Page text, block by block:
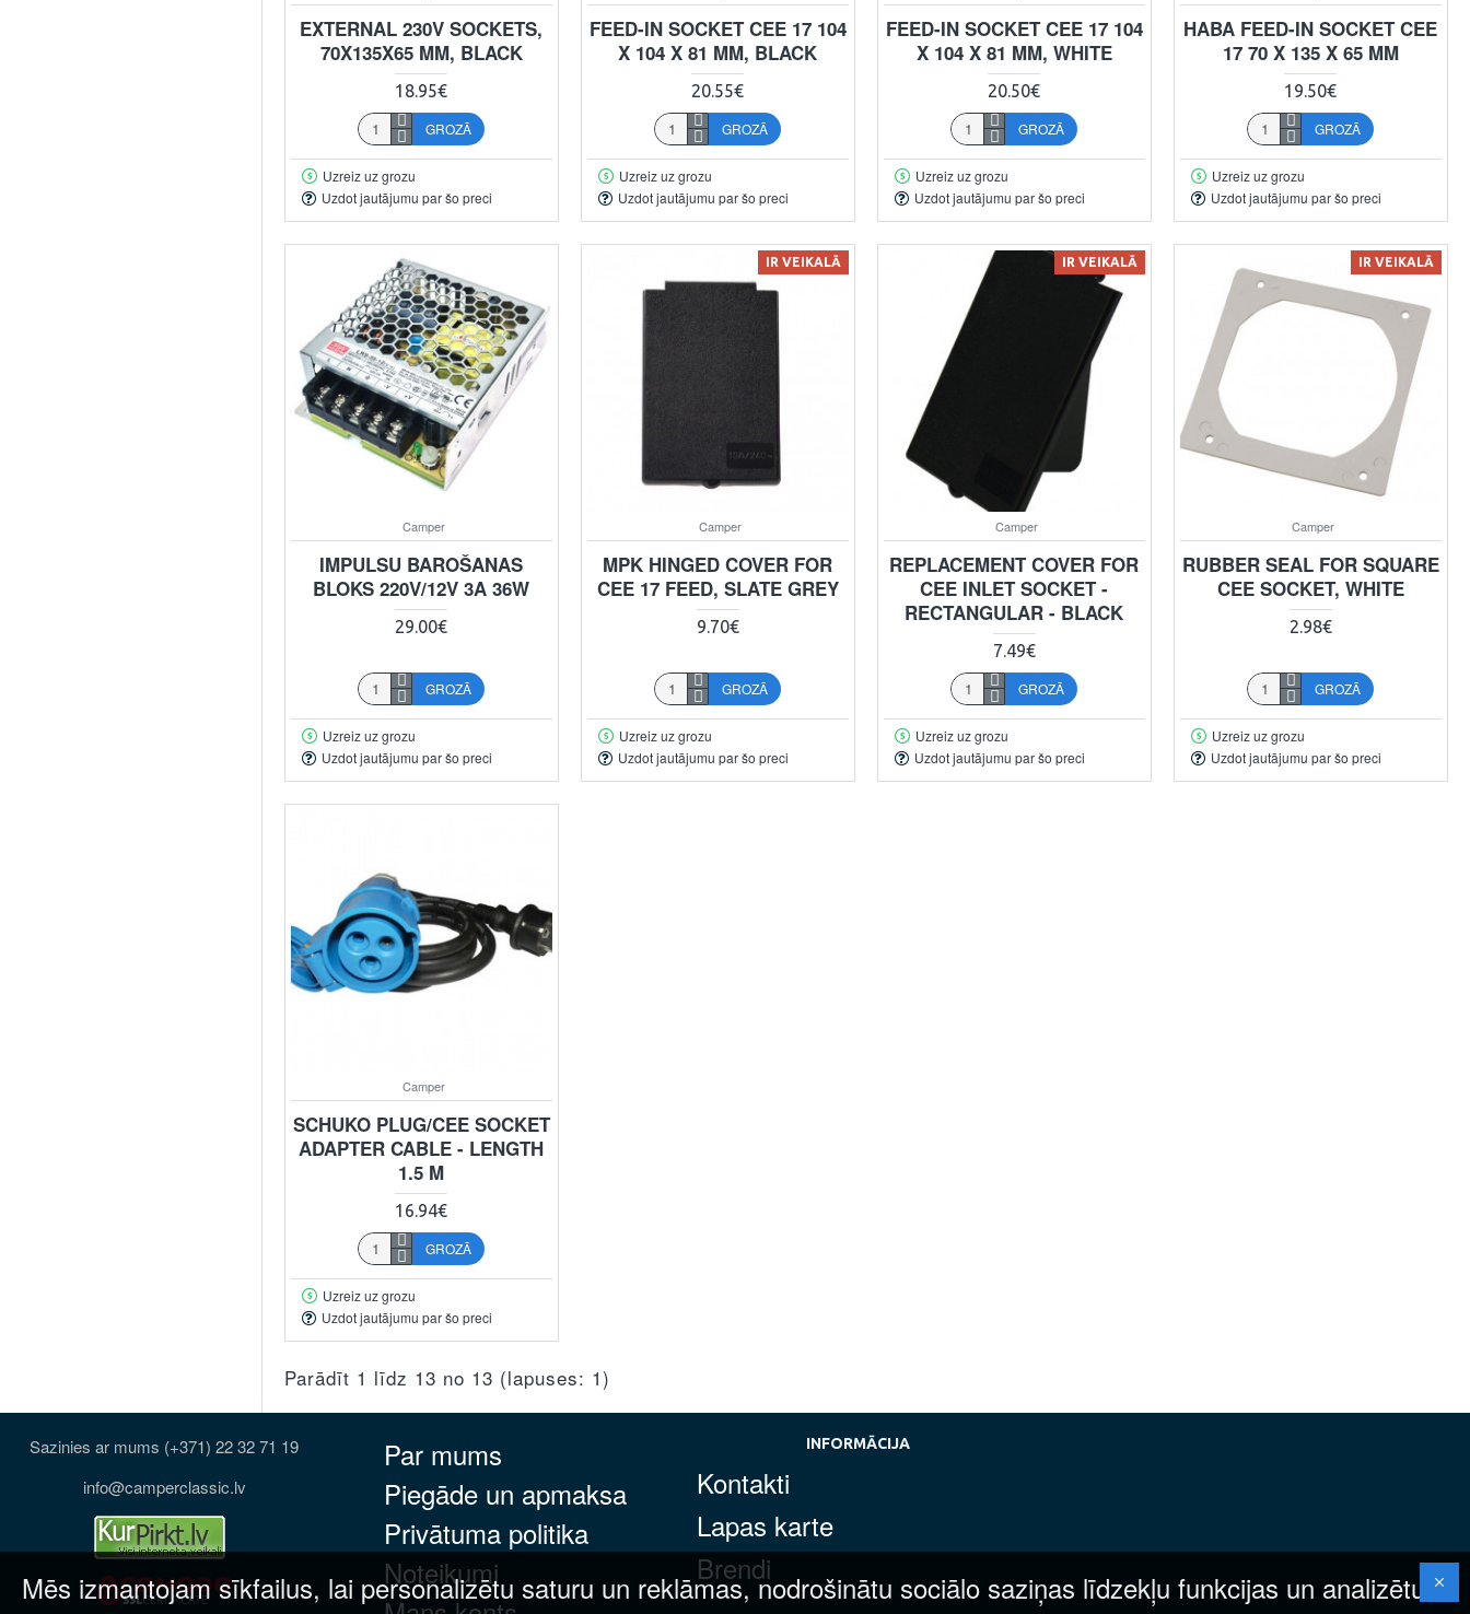
EXTERNAL 230V SOCKETS,
70X135X65 MM, BLACK
18.95€
GROZĀ
Uzreiz uz grozu
Uzdot jautājumu par šo preci
FEED-IN SOCKET CEE 17 104
X 104 X 81 MM, BLACK
20.55€
GROZĀ
Uzreiz uz grozu
Uzdot jautājumu par šo preci
FEED-IN SOCKET CEE 17 104
X 104 X 81 MM, WHITE
20.50€
GROZĀ
Uzreiz uz grozu
Uzdot jautājumu par šo preci
HABA FEED-IN SOCKET CEE
17 70 X 135 X 65 MM
19.50€
GROZĀ
Uzreiz uz grozu
Uzdot jautājumu par šo preci
Camper
IMPULSU BAROŠANAS
BLOKS 220V/12V 3A 36W
29.00€
GROZĀ
Uzreiz uz grozu
Uzdot jautājumu par šo preci
IR VEIKALĀ
Camper
MPK HINGED COVER FOR
CEE 17 FEED, SLATE GREY
9.70€
GROZĀ
Uzreiz uz grozu
Uzdot jautājumu par šo preci
IR VEIKALĀ
Camper
REPLACEMENT COVER FOR
CEE INLET SOCKET -
RECTANGULAR - BLACK
7.49€
GROZĀ
Uzreiz uz grozu
Uzdot jautājumu par šo preci
IR VEIKALĀ
Camper
RUBBER SEAL FOR SQUARE
CEE SOCKET, WHITE
2.98€
GROZĀ
Uzreiz uz grozu
Uzdot jautājumu par šo preci
Camper
SCHUKO PLUG/CEE SOCKET
ADAPTER CABLE - LENGTH
1.5 M
16.94€
GROZĀ
Uzreiz uz grozu
Uzdot jautājumu par šo preci
Parādīt 1 līdz 13 no 13 (lapuses: 1)
Sazinies ar mums (+371) 22 32 71 19
info@camperclassic.lv
Par mums
Piegāde un apmaksa
Privātuma politika
Noteikumi
INFORMĀCIJA
Kontakti
Lapas karte
Brendi
Mēs izmantojam sīkfailus, lai personalizētu saturu un reklāmas, nodrošinātu sociālo saziņas līdzekļu funkcijas un analizētu